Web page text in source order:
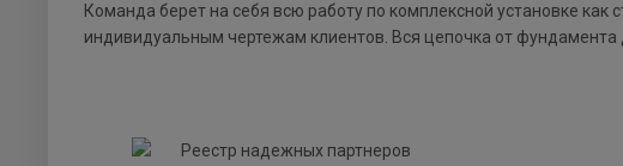
Команда берет на себя всю работу по комплексной установке как
индивидуальным чертежам клиентов. Вся цепочка от фундамента